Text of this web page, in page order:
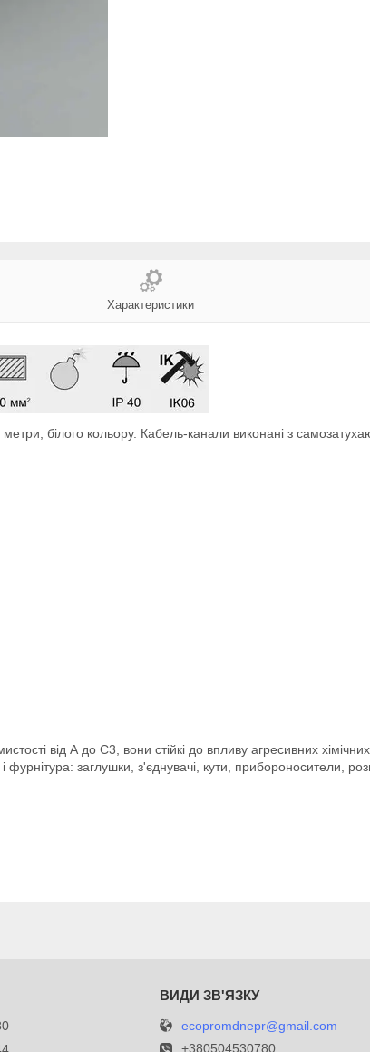
Характеристики
білого кольору. Кабель-канали виконані з
від А до С3, вони стійкі до впливу агресивних
заглушки, з'єднувачі, кути, прибороносители,
ecopromdnepr@gmail.com
+380504530780